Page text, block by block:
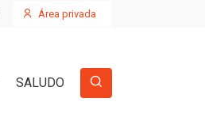
Área privada
SALUDO